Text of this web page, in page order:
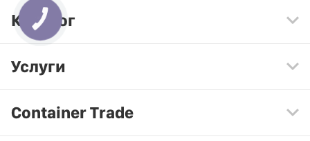
Каталог
Услуги
Container Trade
КНОПКА
ЗВ'ЯЗКУ